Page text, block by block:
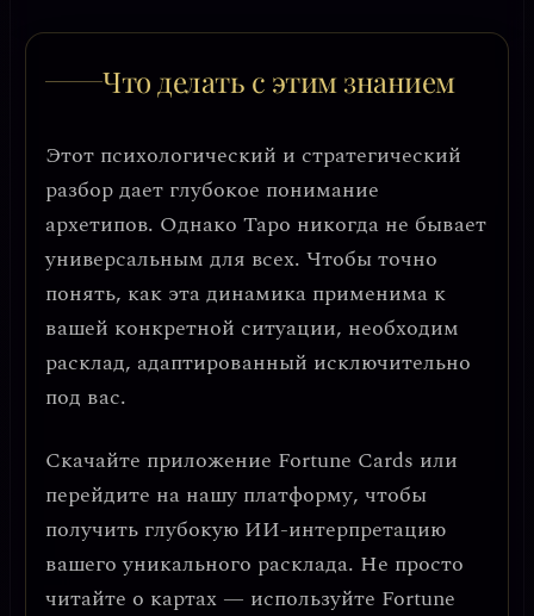
Что делать с этим знанием
Этот психологический и стратегический
разбор дает глубокое понимание
архетипов. Однако Таро никогда не бывает
универсальным для всех. Чтобы точно
понять, как эта динамика применима к
вашей конкретной ситуации, необходим
расклад, адаптированный исключительно
под вас.
Скачайте приложение Fortune Cards или
перейдите на нашу платформу, чтобы
получить глубокую ИИ-интерпретацию
вашего уникального расклада. Не просто
читайте о картах — используйте Fortune